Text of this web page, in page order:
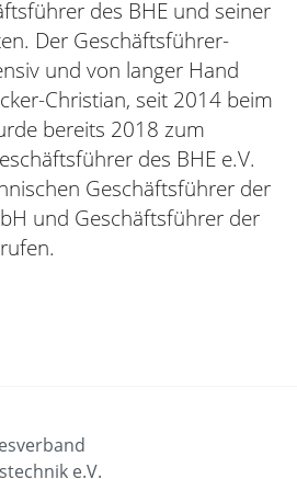
des BHE und seiner
Der Geschäftsführer-
und von langer Hand
Christian, seit 2014 beim
bereits 2018 zum
des BHE e.V.
Geschäftsführer der
und Geschäftsführer der
e.V.